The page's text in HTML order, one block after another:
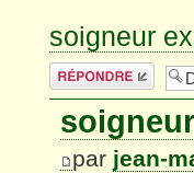
soigneur
Répondre
par jean-